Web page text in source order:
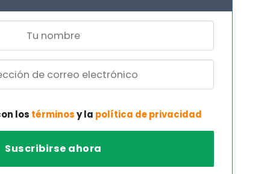
los términosy la política de privacidad